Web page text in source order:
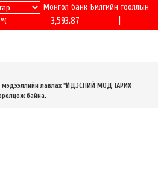
Монгол банк
3,593.87
Билгийн тооллын
мэдээллийн лавлах "ҮНДЭСНИЙ МОД ТАРИХ
байна.